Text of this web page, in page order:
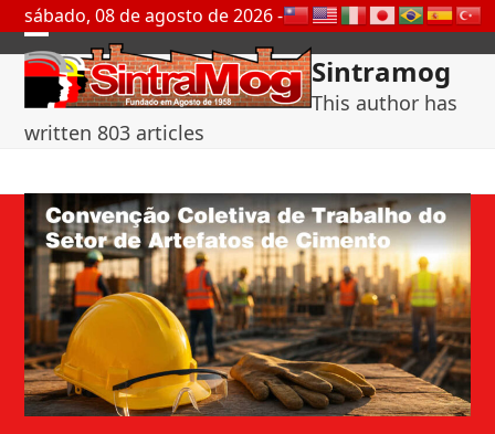
Skip
to
content
sábado, 08 de agosto de 2026 -
Open
mobile
menu
Close
mobile
menu
Sintramog
This author has
written 803 articles